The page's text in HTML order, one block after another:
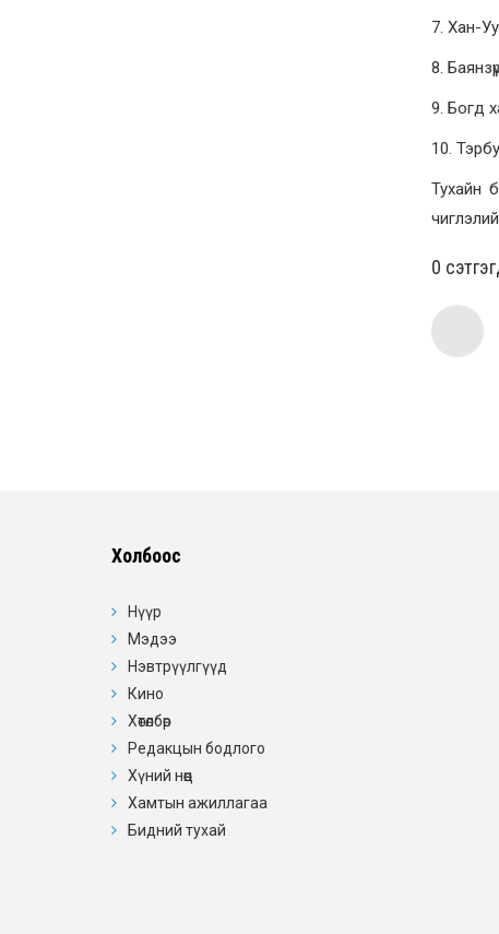
7. Хан-
8.
9. Богд
10.
Тухайн
0
Холбоос
Нүүр
Мэдээ
Нэвтрүүлгүүд
Кино
Хөтөлбөр
Редакцын бодлого
Хүний нөөц
Хамтын ажиллагаа
Бидний тухай